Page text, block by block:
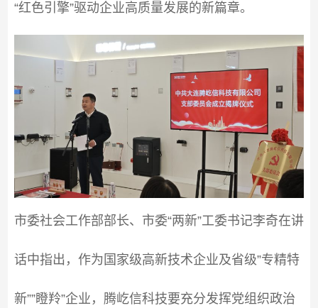
“红色引擎”驱动企业高质量发展的新篇章。
市委社会工作部部长、市委“两新”工委书记李奇在讲
话中指出，作为国家级高新技术企业及省级”专精特
新””瞪羚”企业，腾屹信科技要充分发挥党组织政治